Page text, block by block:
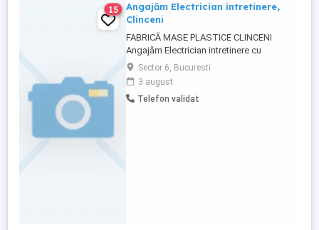
15
Angajăm Electrician intretinere,
Clinceni
FABRICĂ MASE PLASTICE CLINCENI
Angajăm Electrician intretinere cu
experiență minima in fabrica! Salariu:
3500-5000 lei net (în funcție de experiență)
program flexibil CERINȚE OBLIGATORII:
Experiență pe un post similar Cunostinte în
Sector 6, Bucuresti
3 august
Telefon validat